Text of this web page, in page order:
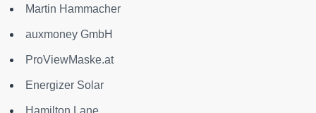
Martin Hammacher
auxmoney GmbH
ProViewMaske.at
Energizer Solar
Hamilton Lane